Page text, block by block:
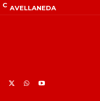
C AVELLANEDA